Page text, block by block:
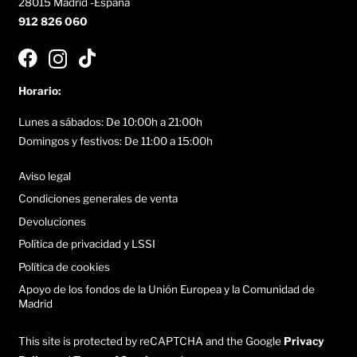
912 826 060
Horario:
Lunes a sábados: De 10:00h a 21:00h
Domingos y festivos: De 11:00 a 15:00h
Aviso legal
Condiciones generales de venta
Devoluciones
Política de privacidad y LSSI
Política de cookies
Apoyo de los fondos de la Unión Europea y la Comunidad de
Madrid
This site is protected by reCAPTCHA and the Google Privacy